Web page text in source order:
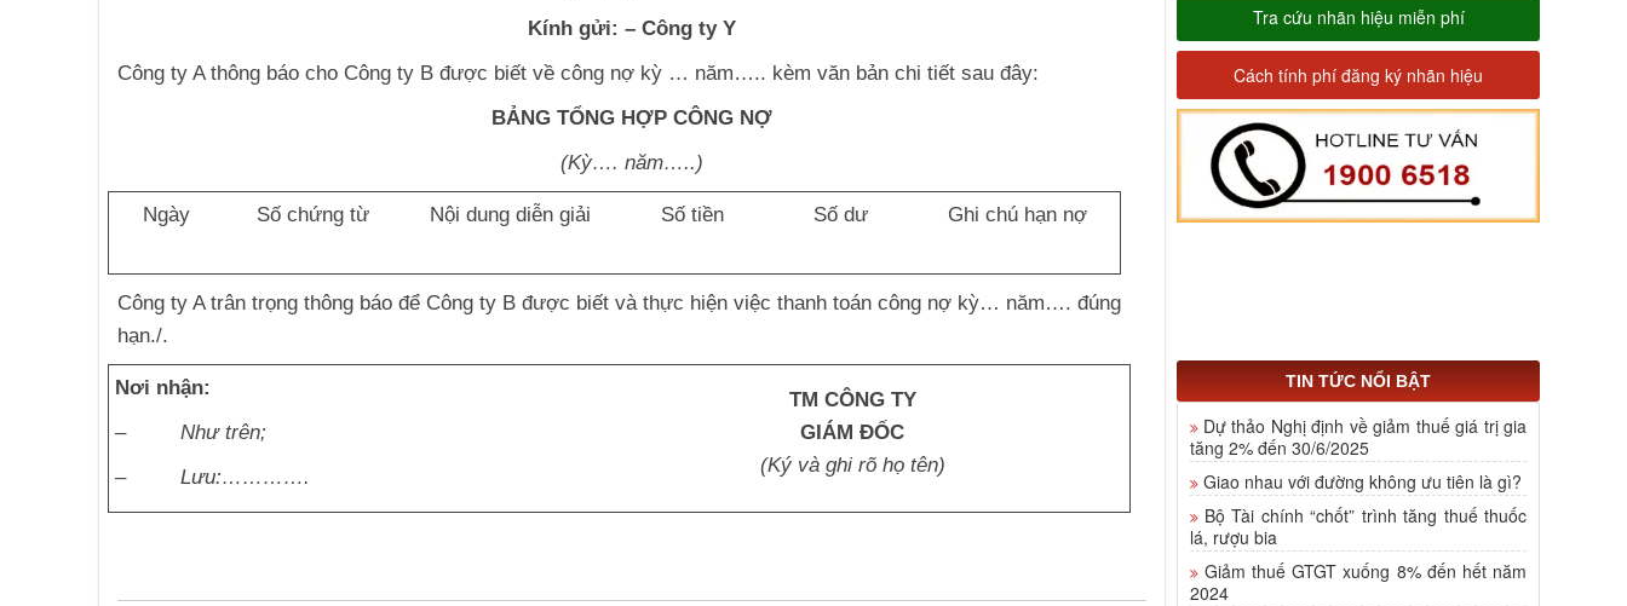
Kính gửi: – Công ty Y
Công ty A thông báo cho Công ty B được biết về công nợ kỳ … năm….. kèm văn bản chi tiết sau đây:
BẢNG TỔNG HỢP CÔNG NỢ
(Kỳ…. năm…..)
Ngày Số chứng từ Nội dung diễn giải Số tiền Số dư Ghi chú hạn nợ
Công ty A trân trọng thông báo để Công ty B được biết và thực hiện việc thanh toán công nợ kỳ… năm…. đúng
hạn./.
Nơi nhận:
– Như trên;
– Lưu:………….
TM CÔNG TY
GIÁM ĐỐC
(Ký và ghi rõ họ tên)
Tra cứu nhãn hiệu miễn phí
Cách tính phí đăng ký nhãn hiệu
TIN TỨC NỔI BẬT
Dự thảo Nghị định về giảm thuế giá trị gia
tăng 2% đến 30/6/2025
Giao nhau với đường không ưu tiên là gì?
Bộ Tài chính “chốt” trình tăng thuế thuốc
lá, rượu bia
Giảm thuế GTGT xuống 8% đến hết năm
2024